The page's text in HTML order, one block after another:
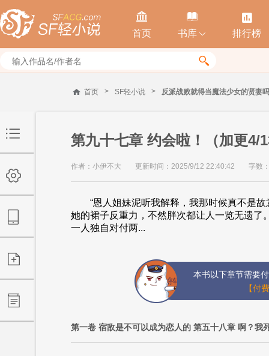

首页

书库 

排行榜

首页 > SF轻小说 > 反派战败就得当魔法少女的贤妻吗
第九十七章 约会啦！（加更4/
作者：小伊不大 更新时间：2025/9/12 22:40:42 字数
“恩人姐妹泥听我解释，我那时候真不是
她的裙子反重力，不然胖次都让人一览无遗
一人独自对付两...
本书以下章节需要
【付
第一卷 宿敌是不可以成为恋人的 第五十八章 啊？我